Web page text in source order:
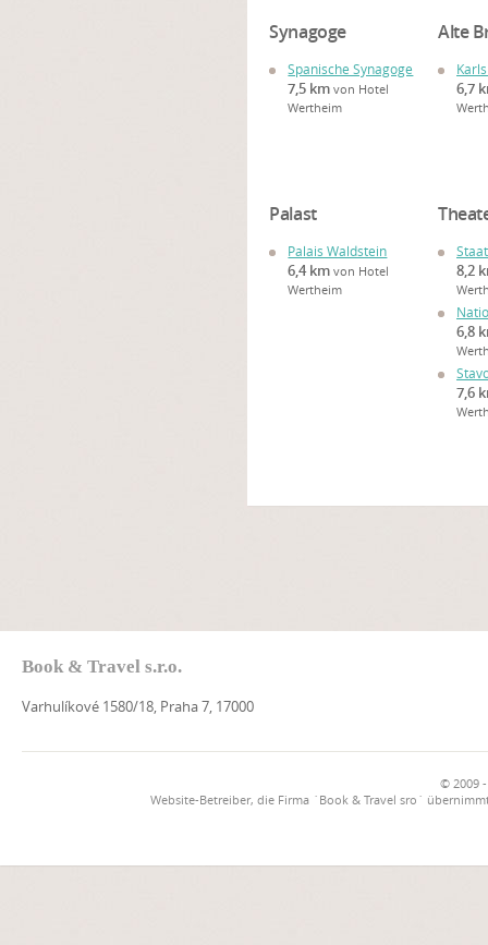
Synagoge
Spanische Synagoge
7,5 km von Hotel
Wertheim
Alte
6,7
Palast
Palais Waldstein
6,4 km von Hotel
Wertheim
8,2
6,8
7,6
Book & Travel s.r.o.
Varhulíkové 1580/18, Praha 7, 17000
© 2009
Website-Betreiber, die Firma `Book & Travel sro`